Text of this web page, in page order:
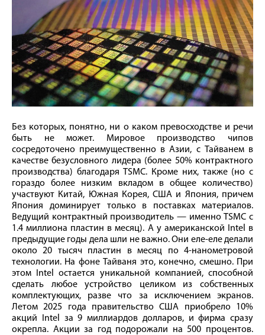
Без которых, понятно, ни о каком превосходстве и речи
быть не может. Мировое производство чипов
сосредоточено преимущественно в Азии, с Тайванем в
качестве безусловного лидера (более 50% контрактного
производства) благодаря TSMC. Кроме них, также (но с
гораздо более низким вкладом в общее количество)
участвуют Китай, Южная Корея, США и Япония, причем
Япония доминирует только в поставках материалов.
Ведущий контрактный производитель — именно TSMC с
1.4 миллиона пластин в месяц). А у американской Intel в
предыдущие годы дела шли не важно. Они еле-еле делали
около 20 тысяч пластин в месяц по 4-нанометровой
технологии. На фоне Тайваня это, конечно, смешно. При
этом Intel остается уникальной компанией, способной
сделать любое устройство целиком из собственных
комплектующих, разве что за исключением экранов.
Летом 2025 года правительство США приобрело 10%
акций Intel за 9 миллиардов долларов, и фирма сразу
окрепла. Акции за год подорожали на 500 процентов.